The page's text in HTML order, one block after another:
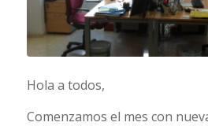
Hola a todos,
Comenzamos el mes con